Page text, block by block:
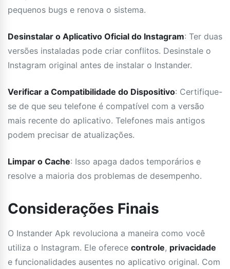
pequenos bugs e renova o sistema.
Desinstalar o Aplicativo Oficial do Instagram: Ter duas
versões instaladas pode criar conflitos. Desinstale o
Instagram original antes de instalar o Instander.
Verificar a Compatibilidade do Dispositivo: Certifique-
se de que seu telefone é compatível com a versão
mais recente do aplicativo. Telefones mais antigos
podem precisar de atualizações.
Limpar o Cache: Isso apaga dados temporários e
resolve a maioria dos problemas de desempenho.
Considerações Finais
O Instander Apk revoluciona a maneira como você
utiliza o Instagram. Ele oferece controle, privacidade
e funcionalidades ausentes no aplicativo original. Com